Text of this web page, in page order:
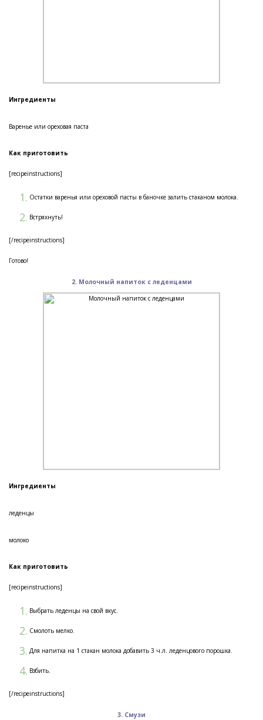
Ингредиенты
Варенье или ореховая паста
Как приготовить
[recipeinstructions]
Остатки варенья или ореховой пасты в баночке залить стаканом молока.
Встряхнуть!
[/recipeinstructions]
Готово!
2. Молочный напиток с леденцами
Ингредиенты
леденцы
молоко
Как приготовить
[recipeinstructions]
Выбрать леденцы на свой вкус.
Смолоть мелко.
Для напитка на 1 стакан молока добавить 3 ч.л. леденцового порошка.
Взбить.
[/recipeinstructions]
3. Смузи